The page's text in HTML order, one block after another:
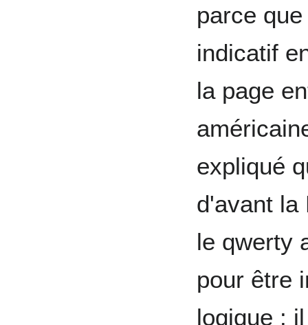
parce
indicatif
la page
expliqué
d'avant la
le qwerty
pour être
logique :